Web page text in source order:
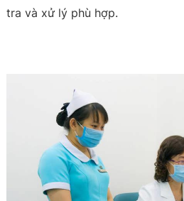
tra và xử lý phù hợp.